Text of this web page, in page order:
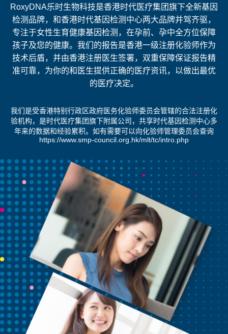
RoxyDNA乐时生物科技是香港时代医疗集团旗下全新基因
检测品牌，和香港时代基因检测中心两大品牌并驾齐驱，
专注于女性生育健康基因检测，在孕前、孕中全方位保障
孩子及您的健康。我们的报告是香港一级注册化验师作为
技术后盾，并由香港注册医生签署，双重保障保证报告精
准可靠，为你的和医生提供正确的医疗资讯，以做出最优
的医疗决定。
我们是受香港特别行政区政府医务化验师委员会管辖的合法注册化
验机构，是时代医疗集团旗下附属公司，共享时代基因检测中心多
年来的数据和经验累积。如有需要可以向化验师管理委员会查询
https://www.smp-council.org.hk/mlt/tc/intro.php